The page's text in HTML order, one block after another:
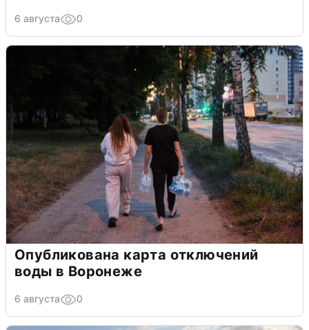
6 августа 0
Опубликована карта отключений
воды в Воронеже
6 августа 0